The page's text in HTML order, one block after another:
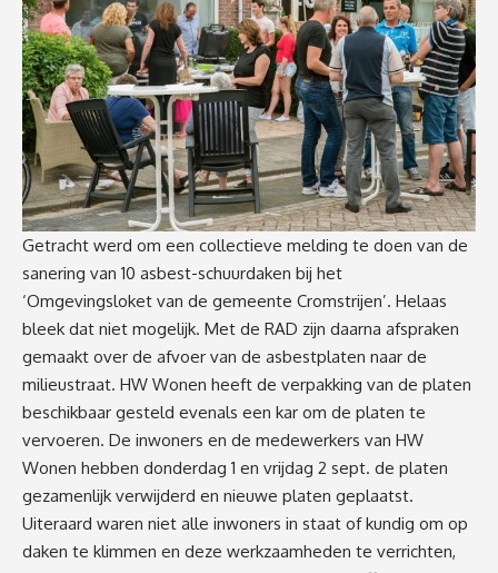
Getracht werd om een collectieve melding te doen van de
sanering van 10 asbest-schuurdaken bij het
‘Omgevingsloket van de gemeente Cromstrijen’. Helaas
bleek dat niet mogelijk. Met de RAD zijn daarna afspraken
gemaakt over de afvoer van de asbestplaten naar de
milieustraat. HW Wonen heeft de verpakking van de platen
beschikbaar gesteld evenals een kar om de platen te
vervoeren. De inwoners en de medewerkers van HW
Wonen hebben donderdag 1 en vrijdag 2 sept. de platen
gezamenlijk verwijderd en nieuwe platen geplaatst.
Uiteraard waren niet alle inwoners in staat of kundig om op
daken te klimmen en deze werkzaamheden te verrichten,